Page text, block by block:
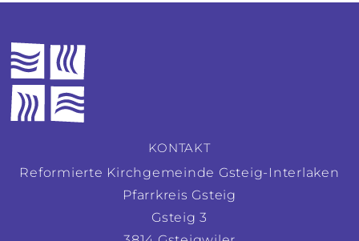
KONTAKT
Reformierte Kirchgemeinde Gsteig-Interlaken
Pfarrkreis Gsteig
Gsteig 3